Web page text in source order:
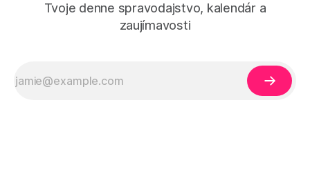
Tvoje denne spravodajstvo, kalendár a
zaujímavosti